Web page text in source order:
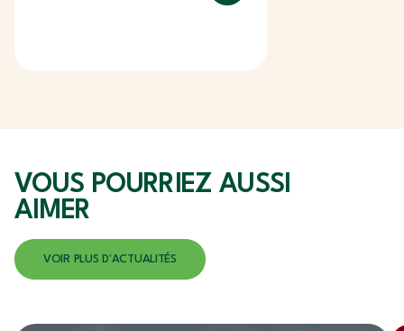
VOUS POURRIEZAUSSI
AIMER
VOIR PLUS D'ACTUALITÉS